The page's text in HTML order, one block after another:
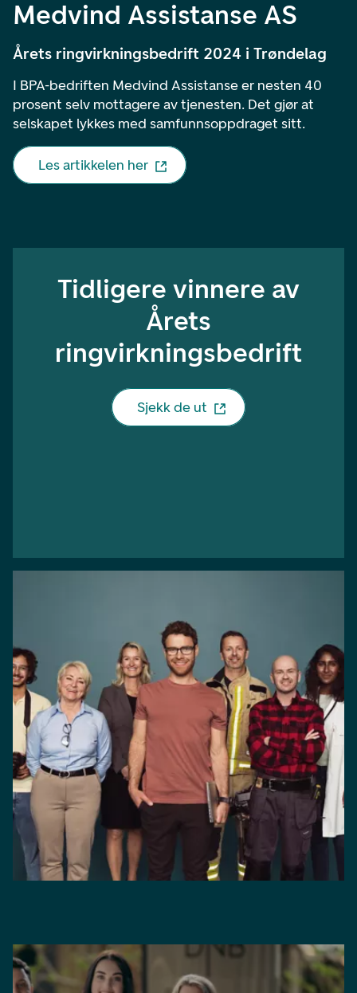
Medvind Assistanse AS
Årets ringvirkningsbedrift 2024 i Trøndelag
I BPA-bedriften Medvind Assistanse er nesten 40
prosent selv mottagere av tjenesten. Det gjør at
selskapet lykkes med samfunnsoppdraget sitt.
Les artikkelen her
Tidligere vinnere av
Årets
ringvirkningsbedrift
Sjekk de ut